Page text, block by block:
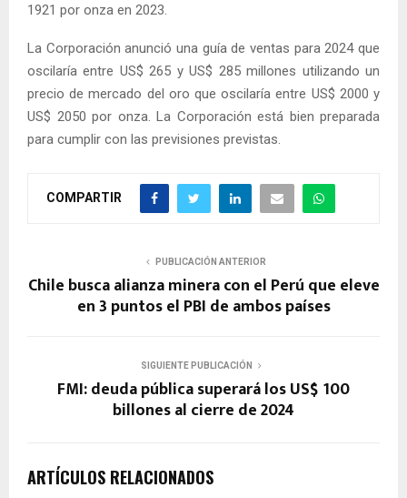
1921 por onza en 2023.
La Corporación anunció una guía de ventas para 2024 que
oscilaría entre US$ 265 y US$ 285 millones utilizando un
precio de mercado del oro que oscilaría entre US$ 2000 y
US$ 2050 por onza. La Corporación está bien preparada
para cumplir con las previsiones previstas.
COMPARTIR
PUBLICACIÓN ANTERIOR
Chile busca alianza minera con el Perú que eleve
en 3 puntos el PBI de ambos países
SIGUIENTE PUBLICACIÓN
FMI: deuda pública superará los US$ 100
billones al cierre de 2024
ARTÍCULOS RELACIONADOS